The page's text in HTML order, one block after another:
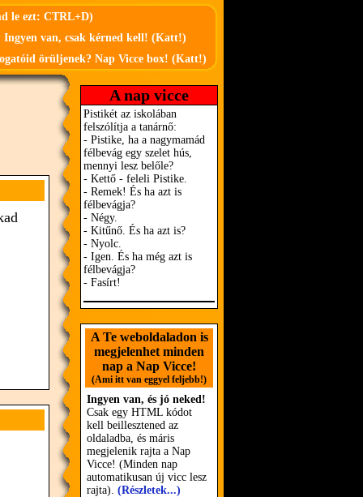
le ezt: CTRL+D)
Ingyen van, csak kérned kell! (Katt!)
örüljenek? Nap Vicce box! (Katt!)
A nap vicce
A Te weboldaladon is
megjelenhet minden
nap a Nap Vicce!
(Ami itt van eggyel feljebb!)
Ingyen van, és jó neked!
Csak egy HTML kódot
kell beillesztened az
oldaladba, és máris
megjelenik rajta a Nap
Vicce! (Minden nap
automatikusan új vicc lesz
rajta). (Részletek...)